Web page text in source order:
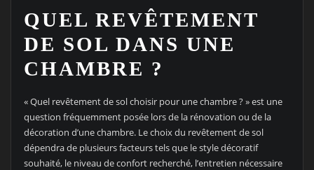
QUEL REVÊTEMENT
DE SOL DANS UNE
CHAMBRE ?
« Quel revêtement de sol choisir pour une chambre ? » est une
question fréquemment posée lors de la rénovation ou de la
décoration d’une chambre. Le choix du revêtement de sol
dépendra de plusieurs facteurs tels que le style décoratif
souhaité, le niveau de confort recherché, l’entretien nécessaire